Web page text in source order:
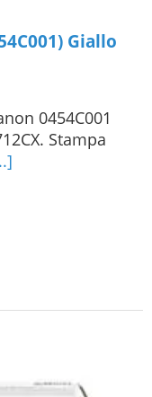
Giallo
0454C001
Stampa